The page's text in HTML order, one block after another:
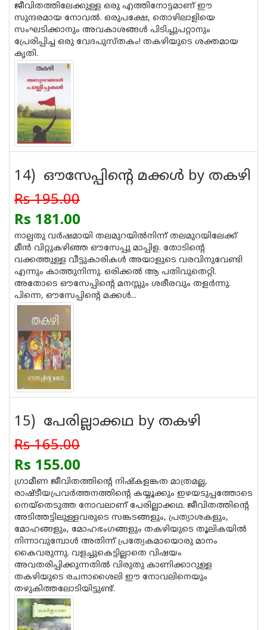
ജീവിതത്തിലേക്കുള്ള ഒരു എത്തിനോട്ടമാണ് ഈ
സുന്ദരമായ നോവല്‍. ഒരുപക്ഷേ, തൊഴിലാളിയെ
സംഘടിക്കാനും അവകാശങ്ങള്‍ പിടിച്ചുപറ്റാനും
പ്രേരിപ്പിച്ച ഒരു വേദപുസ്തകം! തകഴിയുടെ ശക്തമായ
കൃതി.
14) ഔസേപ്പിന്റെ മക്കള്‍ by തകഴി
Rs 195.00
Rs 181.00
നാല്പതു വര്‍ഷമായി തലമുറയില്‍നിന്ന് തലമുറയിലേക്ക്
മീന്‍ വിറ്റുകഴിഞ്ഞ ഔസേപ്പു മാപ്പിള. തോടിന്റെ
വക്കത്തുള്ള വീട്ടുകാരികള്‍ അയാളുടെ വരവിനുവേണ്ടി
എന്നും കാത്തുനിന്നു. ഒരിക്കല്‍ ആ പതിവുതെറ്റി.
അതോടെ ഔസേപ്പിന്റെ മനസ്സും ശരീരവും തളര്‍ന്നു.
പിന്നെ, ഔസേപ്പിന്റെ മക്കള്‍...
15) പേരില്ലാക്കഥ by തകഴി
Rs 165.00
Rs 155.00
ഗ്രാമീണ ജീവിതത്തിന്റെ നിഷ്കളങ്കത മാത്രമല്ല,
രാഷ്ടീയപ്രവര്‍ത്തനത്തിന്റെ കയ്യൂക്കും ഇഴയടുപ്പത്തോടെ
നെയ്തെടുത്ത നോവലാണ് പേരില്ലാക്കഥ. ജീവിതത്തിന്റെ
അടിത്തട്ടിലുള്ളവരുടെ സങ്കടങ്ങളും, പ്രത്യാശകളും,
മോഹങ്ങളും, മോഹഭംഗങ്ങളും തകഴിയുടെ തൂലികയില്‍
നിന്നാവുമ്പോള്‍ അതിന്ന് പ്രത്യേകമായൊരു മാനം
കൈവരുന്നു. വളച്ചുകെട്ടില്ലാതെ വിഷയം
അവതരിപ്പിക്കുന്നതില്‍ വിരുതു കാണിക്കാറുള്ള
തകഴിയുടെ രചനാശൈലി ഈ നോവലിനെയും
തഴുകിത്തലോടിയിട്ടുണ്ട്.